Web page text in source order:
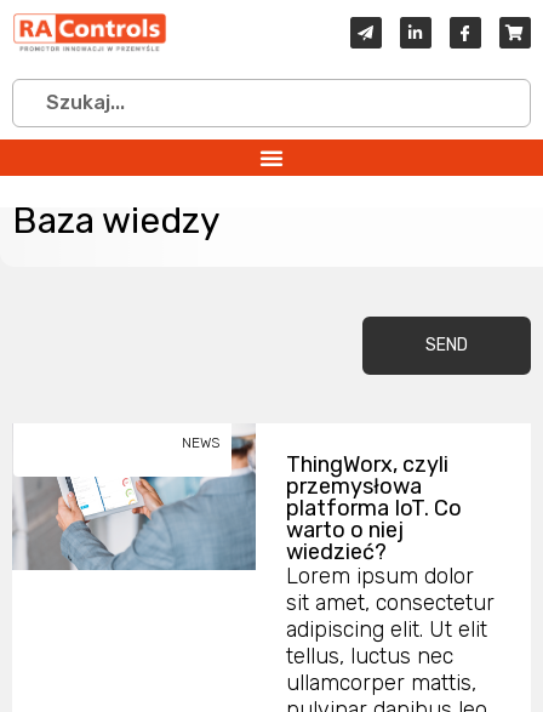
Baza wiedzy
SEND
NEWS
ThingWorx, czyli
przemysłowa
platforma IoT. Co
warto o niej
wiedzieć?
Lorem ipsum dolor
sit amet, consectetur
adipiscing elit. Ut elit
tellus, luctus nec
ullamcorper mattis,